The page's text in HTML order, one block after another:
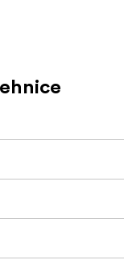
sa axată pe
cu durabilitatea.